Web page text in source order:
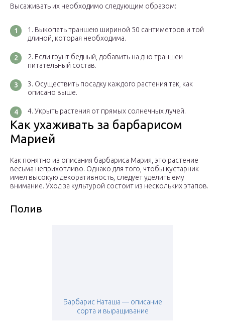
Высаживать их необходимо следующим образом:
Выкопать траншею шириной 50 сантиметров и той
длиной, которая необходима.
Если грунт бедный, добавить на дно траншеи
питательный состав.
Осуществить посадку каждого растения так, как
описано выше.
Укрыть растения от прямых солнечных лучей.
Как ухаживать за барбарисом
Марией
Как понятно из описания барбариса Мария, это растение
весьма неприхотливо. Однако для того, чтобы кустарник
имел высокую декоративность, следует уделить ему
внимание. Уход за культурой состоит из нескольких этапов.
Полив
Барбарис Наташа — описание
сорта и выращивание